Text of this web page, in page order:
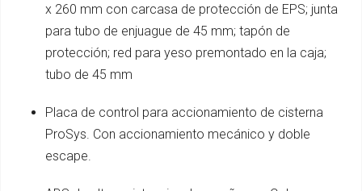
x 260 mm con carcasa de protección de EPS; junta
para tubo de enjuague de 45 mm; tapón de
protección; red para yeso premontado en la caja;
tubo de 45 mm
Placa de control para accionamiento de cisterna
ProSys. Con accionamiento mecánico y doble
escape.